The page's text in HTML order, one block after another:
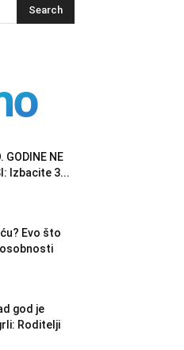
GODINE NE
Izbacite 3...
Evo što
god je
Roditelji